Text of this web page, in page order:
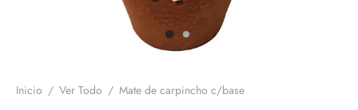
Inicio / Ver Todo / Mate de carpincho c/base
y accesorios